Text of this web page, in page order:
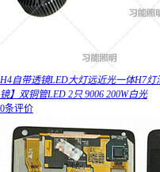
H4自带透镜LED大灯远近光一体H7灯
镜】双铜管LED 2只 9006 200W白光
0条评价